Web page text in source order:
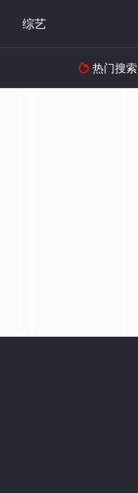
综艺
 热门搜索